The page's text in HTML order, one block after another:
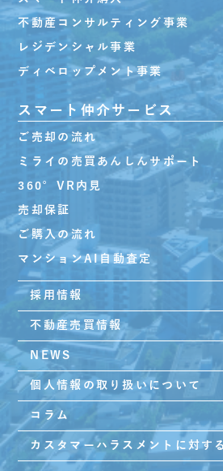
不動産コンサルティング事業
レジデンシャル事業
ディベロップメント事業
スマート仲介サービス
ご売却の流れ
ミライの売買あんしんサポート
360°VR内見
売却保証
ご購入の流れ
マンションAI自動査定
採用情報
不動産売買情報
NEWS
個人情報の取り扱いについて
コラム
カスタマーハラスメントに対す